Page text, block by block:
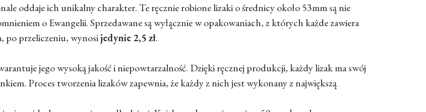
oddaje ich unikalny charakter. Te ręcznie robione lizaki o średnicy około 53mm są nie
o Ewangelii. Sprzedawane są wyłącznie w opakowaniach, z których każde zawiera
po przeliczeniu, wynosijedynie 2,5 zł.
jego wysoką jakość i niepowtarzalność. Dzięki ręcznej produkcji, każdy lizak ma swój
Proces tworzenia lizaków zapewnia, że każdy z nich jest wykonany z największą